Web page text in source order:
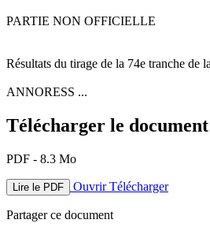
PARTIE NON OFFICIELLE
Résultats du tirage de la 74e tranche de
ANNORESS ...
Télécharger le document
PDF - 8.3 Mo
Lire le PDF OuvrirTélécharger
Partager ce document